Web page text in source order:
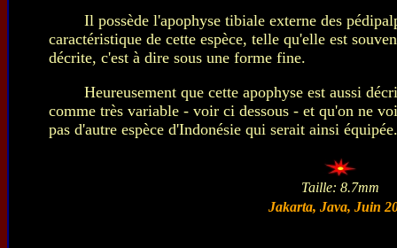
Il possède l'apophyse tibiale externe des
caractéristique de cette espèce, telle qu'elle est
décrite, c'est à dire sous une forme fine.
Heureusement que cette apophyse est aussi
comme très variable - voir ci dessous - et qu'on ne
pas d'autre espèce d'Indonésie qui serait ainsi équipée.
Taille: 8.7mm
Jakarta, Java, Juin